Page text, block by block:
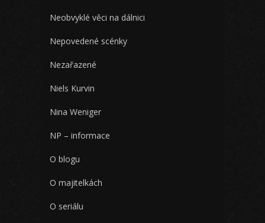
Neobvyklé věci na dálnici
Nepovedené scénky
Nezařazené
Niels Kurvin
Nina Weniger
NP – informace
O blogu
O majitelkách
O seriálu